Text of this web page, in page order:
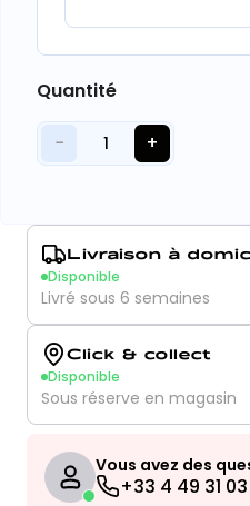
Quantité
− 1 +
Livraison à
Disponible
Livré sous 6 semaines
Click & collect
Disponible
Sous réserve en magasin
Vous avez des
+33 4 49 31